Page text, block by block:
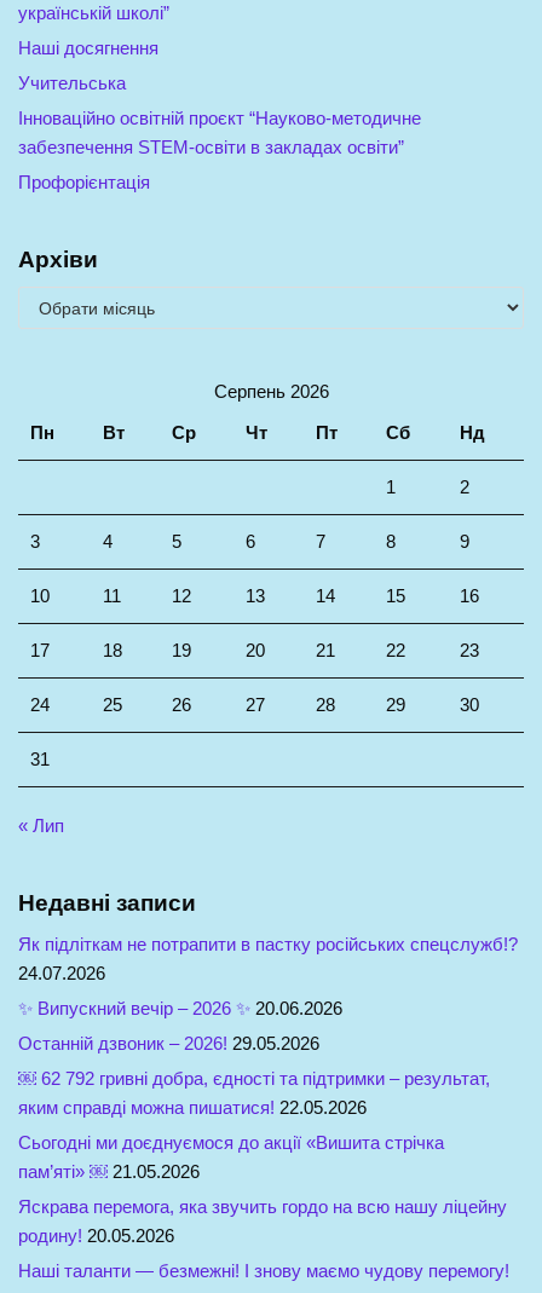
українській школі”
Наші досягнення
Учительська
Інноваційно освітній проєкт “Науково-методичне
забезпечення STEM-освіти в закладах освіти”
Профорієнтація
Архіви
Серпень 2026
Пн
Вт Ср Чт Пт Сб Нд
1 2
3 4 5 6 7 8 9
10 11 12 13 14 15 16
17 18 19 20 21 22 23
24 25 26 27 28 29 30
31
« Лип
Недавні записи
Як підліткам не потрапити в пастку російських спецслужб!?
24.07.2026
✨ Випускний вечір – 2026 ✨ 20.06.2026
Останній дзвоник – 2026! 29.05.2026
￼ 62 792 гривні добра, єдності та підтримки – результат,
яким справді можна пишатися! 22.05.2026
Сьогодні ми доєднуємося до акції «Вишита стрічка
пам’яті» ￼ 21.05.2026
Яскрава перемога, яка звучить гордо на всю нашу ліцейну
родину! 20.05.2026
Наші таланти — безмежні! І знову маємо чудову перемогу!